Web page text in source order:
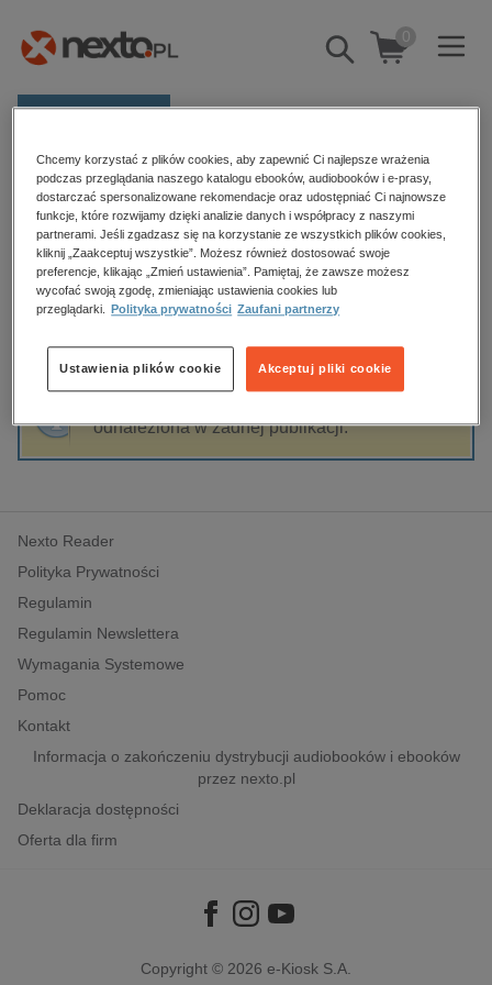
Pokaż/schowaj
wyszukiwarkę
0
Kategorie
Zobacz wszystkie E-prasa
budownictwo, aranżacja wnętrz
biznesowe, branżowe, gospodarka
dzienniki
edukacja
hobby, sport, rozrywka
komputery, internet, technologie, informatyka
polityka, społeczno-informacyjne
psychologiczne
inne
popularno-naukowe
historia
Strona główna Susanne James
Susanne James
Sortowanie Filtrowanie
odnaleziona w żadnej publikacji.
Nexto Reader
Polityka Prywatności
Regulamin
Regulamin Newslettera
Wymagania Systemowe
Pomoc
Kontakt
Informacja o zakończeniu dystrybucji audiobooków i ebooków
przez nexto.pl
Deklaracja dostępności
Oferta dla firm
Copyright © 2026 e-Kiosk S.A.
Chcemy korzystać z plików cookies, aby zapewnić Ci najlepsze wrażenia
podczas przeglądania naszego katalogu ebooków, audiobooków i e-prasy,
dostarczać spersonalizowane rekomendacje oraz udostępniać Ci najnowsze
funkcje, które rozwijamy dzięki analizie danych i współpracy z naszymi
partnerami. Jeśli zgadzasz się na korzystanie ze wszystkich plików cookies,
kliknij „Zaakceptuj wszystkie”. Możesz również dostosować swoje
preferencje, klikając „Zmień ustawienia”. Pamiętaj, że zawsze możesz
wycofać swoją zgodę, zmieniając ustawienia cookies lub
przeglądarki.
Polityka prywatności Zaufani partnerzy
Akceptuj pliki cookie
Ustawienia plików cookie